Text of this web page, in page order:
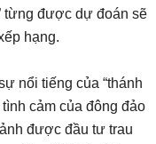
từng được dự đoán sẽ
hạng.
nổi tiếng của “thánh
cảm của đông đảo
được đầu tư trau